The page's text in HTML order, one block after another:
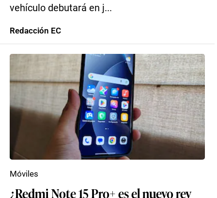
vehículo debutará en j...
Redacción EC
¿Redmi Note 15 Pro+ es el nuevo rey
Móviles